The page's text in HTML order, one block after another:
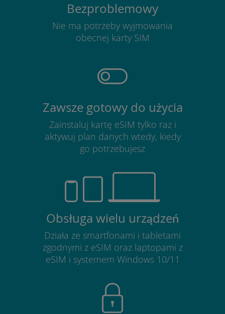
Bezproblemowy
Nie ma potrzeby wyjmowania
obecnej karty SIM
Zawsze gotowy do użycia
Zainstaluj kartę eSIM tylko raz i
aktywuj plan danych wtedy, kiedy
go potrzebujesz
Obsługa wielu urządzeń
Działa ze smartfonami i tabletami
zgodnymi z eSIM oraz laptopami z
eSIM i systemem Windows 10/11